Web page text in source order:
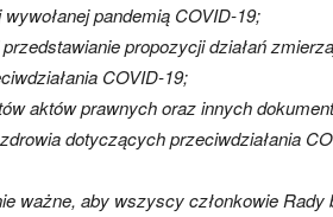
pandemią COVID-19;
propozycji działań
COVID-19;
aktów prawnych oraz innych
dotyczących przeciwdziałania
ważne, aby wszyscy członkowie